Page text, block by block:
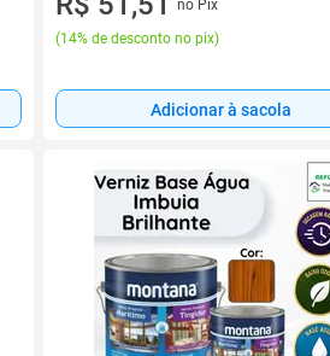
no Pix
(14% de desconto no pix)
Adicionar à sacola